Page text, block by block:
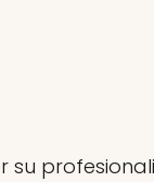
su